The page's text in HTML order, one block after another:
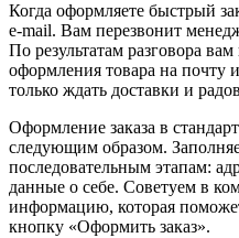
Когда оформляете быстрый
e-mail. Вам перезвонит
По результатам разговора
оформления товара на почту
только ждать доставки и
Оформление заказа в
следующим образом.
последовательным этапам:
данные о себе. Советуем в
информацию, которая
кнопку «Оформить заказ».